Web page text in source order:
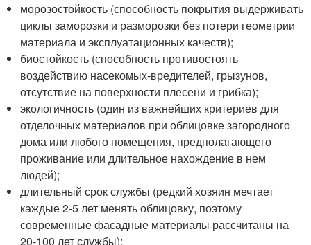
морозостойкость (способность покрытия выдерживать
циклы заморозки и разморозки без потери геометрии
материала и эксплуатационных качеств);
биостойкость (способность противостоять
воздействию насекомых-вредителей, грызунов,
отсутствие на поверхности плесени и грибка);
экологичность (один из важнейших критериев для
отделочных материалов при облицовке загородного
дома или любого помещения, предполагающего
проживание или длительное нахождение в нем
людей);
длительный срок службы (редкий хозяин мечтает
каждые 2-5 лет менять облицовку, поэтому
современные фасадные материалы рассчитаны на
20-100 лет службы);